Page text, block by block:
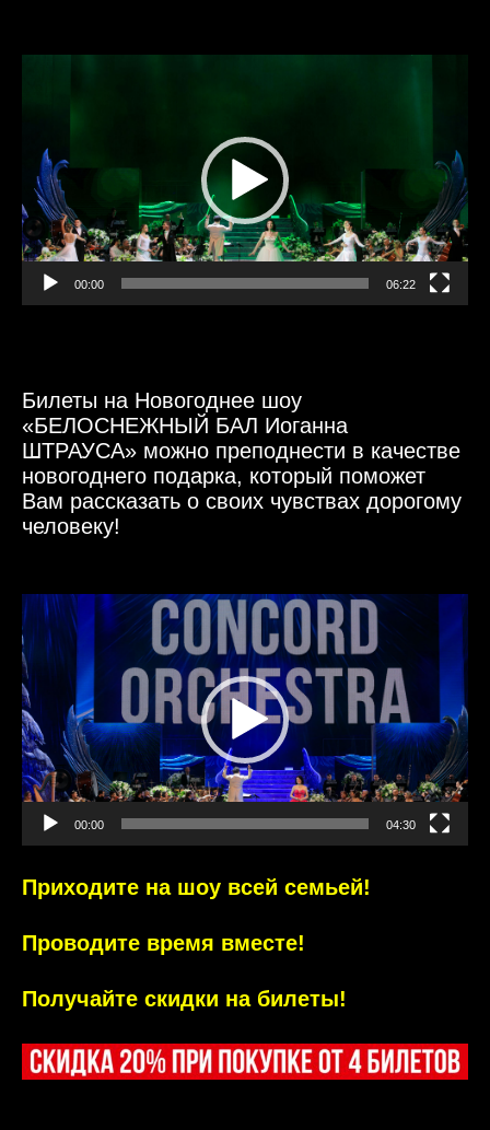
00:00 06:22
Билеты на Новогоднее шоу
«БЕЛОСНЕЖНЫЙ БАЛ Иоганна
ШТРАУСА» можно преподнести в качестве
новогоднего подарка, который поможет
Вам рассказать о своих чувствах дорогому
человеку!
Видеоплеер
00:00 04:30
Приходите на шоу всей семьей!
Проводите время вместе!
Получайте скидки на билеты!